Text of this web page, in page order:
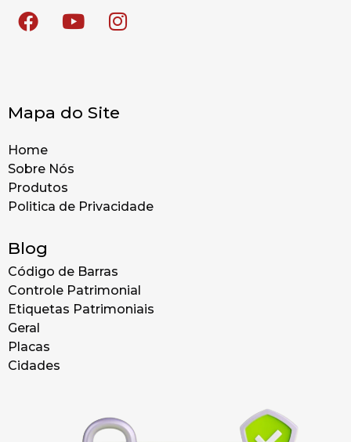
Mapa do Site
Home
Sobre Nós
Produtos
Politica de Privacidade
Blog
Código de Barras
Controle Patrimonial
Etiquetas Patrimoniais
Geral
Placas
Cidades